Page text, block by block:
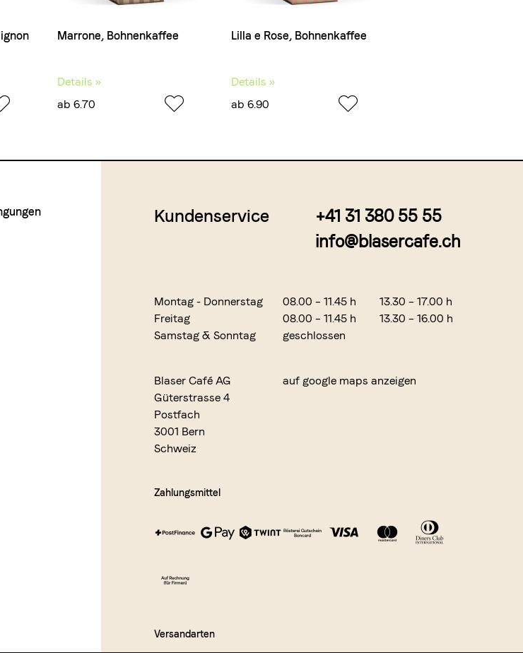
Marrone, Bohnenkaffee
Details »
ab 6.70
Lilla e Rose, Bohnenkaffee
Details »
ab 6.90
Kundenservice
+41 31 380 55 55
info@blasercafe.ch
Montag - Donnerstag 08.00 – 11.45 h
13.30 – 17.00 h
Freitag
08.00 – 11.45 h
13.30 – 16.00 h
Samstag & Sonntag
geschlossen
Blaser Café AG
Güterstrasse 4
Postfach
3001 Bern
Schweiz
auf google maps anzeigen
Versandarten
Zahlungsmittel